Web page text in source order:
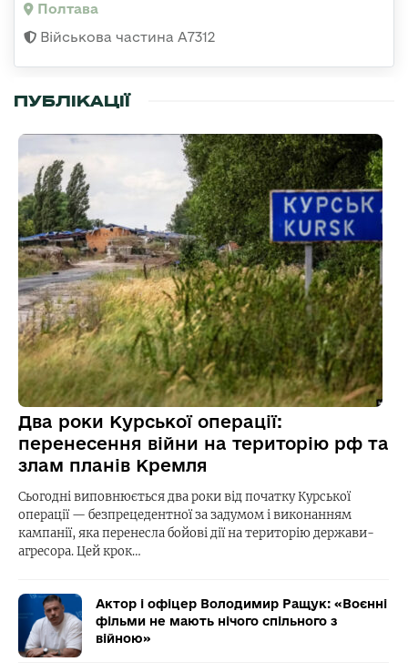
Полтава
Військова частина А7312
ПУБЛІКАЦІЇ
Два роки Курської операції:
перенесення війни на територію рф та
злам планів Кремля
Сьогодні виповнюється два роки від початку Курської
операції — безпрецедентної за задумом і виконанням
кампанії, яка перенесла бойові дії на територію держави-
агресора. Цей крок…
Актор і офіцер Володимир Ращук: «Воєнні
фільми не мають нічого спільного з
війною»